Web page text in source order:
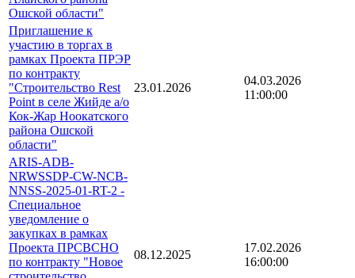
Ошской области"
Приглашение к
участию в торгах в
рамках Проекта ПРЭР
по контракту
"Строительство Rest
Point в селе Жийде а/о
Кок-Жар Ноокатского
района Ошской
области"
23.01.2026
04.03.2026
11:00:00
ARIS-ADB-
NRWSSDP-CW-NCB-
NNSS-2025-01-RT-2 -
Специальное
уведомление о
закупках в рамках
Проекта ПРСВСНО
по контракту "Новое
08.12.2025
17.02.2026
16:00:00